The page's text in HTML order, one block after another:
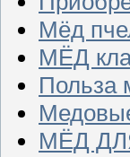
Мёд
МЁД
Польза
МЁД